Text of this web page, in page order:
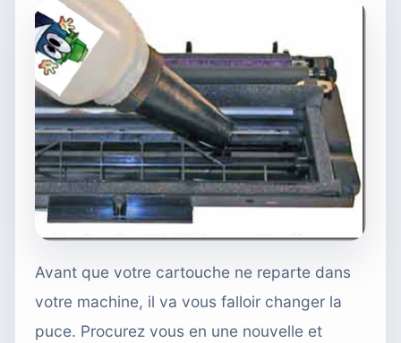
Avant que votre cartouche ne reparte dans
votre machine, il va vous falloir changer la
puce. Procurez vous en une nouvelle et